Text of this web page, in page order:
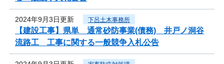
2024年9月3日更新 下呂土木事務所
【建設工事】県単 通常砂防事業(債務) 井戸ノ洞谷
流路工 工事に関する一般競争入札公告